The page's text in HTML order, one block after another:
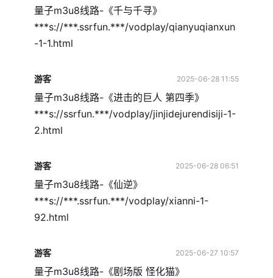
量子m3u8线路-《千与千寻》
***s://***.ssrfun.***/vodplay/qianyuqianxun
-1-1.html
游客 2025-06-28 11:55
量子m3u8线路-《进击的巨人 第四季》
***s://ssrfun.***/vodplay/jinjidejurendisiji-1-
2.html
游客 2025-06-28 06:51
量子m3u8线路-《仙逆》
***s://***.ssrfun.***/vodplay/xianni-1-
92.html
游客 2025-06-27 10:57
量子m3u8线路-《剧场版 怪化猫》